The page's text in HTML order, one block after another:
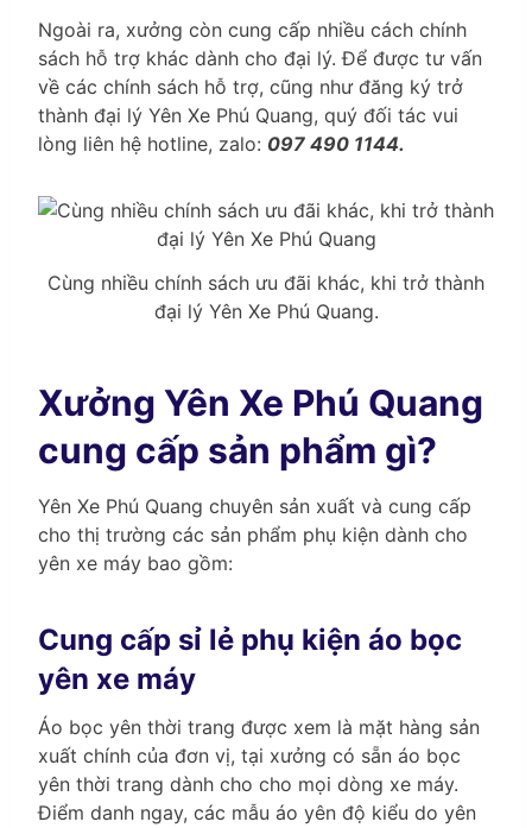
Ngoài ra, xưởng còn cung cấp nhiều cách chính
sách hỗ trợ khác dành cho đại lý. Để được tư vấn
về các chính sách hỗ trợ, cũng như đăng ký trở
thành đại lý Yên Xe Phú Quang, quý đối tác vui
lòng liên hệ hotline, zalo: 097 490 1144.
Cùng nhiều chính sách ưu đãi khác, khi trở thành
đại lý Yên Xe Phú Quang.
Xưởng Yên Xe Phú Quang
cung cấp sản phẩm gì?
Yên Xe Phú Quang chuyên sản xuất và cung cấp
cho thị trường các sản phẩm phụ kiện dành cho
yên xe máy bao gồm:
Cung cấp sỉ lẻ phụ kiện áo bọc
yên xe máy
Áo bọc yên thời trang được xem là mặt hàng sản
xuất chính của đơn vị, tại xưởng có sẵn áo bọc
yên thời trang dành cho cho mọi dòng xe máy.
Điểm danh ngay, các mẫu áo yên độ kiểu do yên